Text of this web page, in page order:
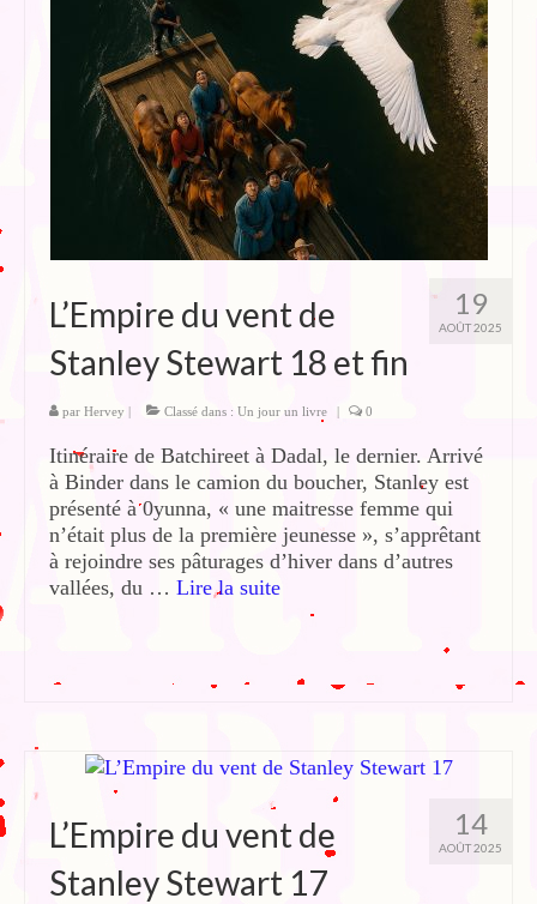
19
AOÛT 2025
L’Empire du vent de
Stanley Stewart 18 et fin
par Hervey | Classé dans : Un jour un livre | 0
Itinéraire de Batchireet à Dadal, le dernier. Arrivé
à Binder dans le camion du boucher, Stanley est
présenté à 0yunna, « une maitresse femme qui
n’était plus de la première jeunesse », s’apprêtant
à rejoindre ses pâturages d’hiver dans d’autres
vallées, du … Lire la suite­­
14
AOÛT 2025
L’Empire du vent de
Stanley Stewart 17